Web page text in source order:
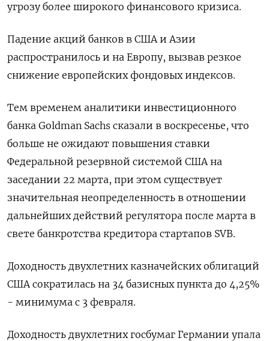
угрозу более широкого финансового кризиса.
Падение акций банков в США и Азии
распространилось и на Европу, вызвав резкое
снижение европейских фондовых индексов.
Тем временем аналитики инвестиционного
банка Goldman Sachs сказали в воскресенье, что
больше не ожидают повышения ставки
Федеральной резервной системой США на
заседании 22 марта, при этом существует
значительная неопределенность в отношении
дальнейших действий регулятора после марта в
свете банкротства кредитора стартапов SVB.
Доходность двухлетних казначейских облигаций
США сократилась на 34 базисных пункта до 4,25%
- минимума с 3 февраля.
Доходность двухлетних госбумаг Германии упала